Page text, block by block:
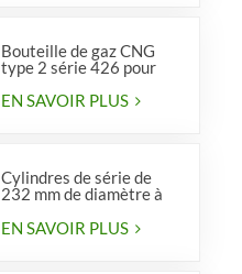
Bouteille de gaz CNG
type 2 série 426 pour
véhicules
EN SAVOIR PLUS
Cylindres de série de
232 mm de diamètre à
EN SAVOIR PLUS